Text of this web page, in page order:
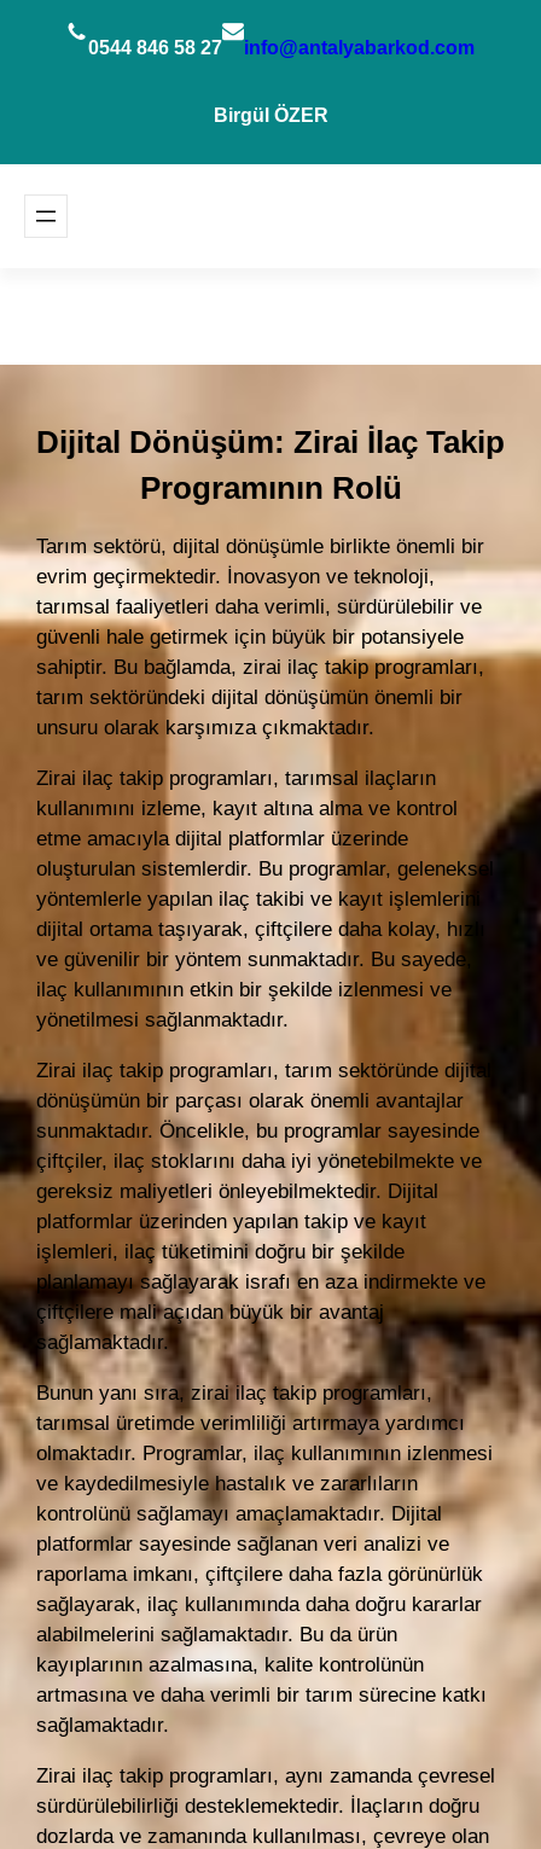
0544 846 58 27 info@antalyabarkod.com
Birgül ÖZER
Dijital Dönüşüm: Zirai İlaç Takip
Programının Rolü
Tarım sektörü, dijital dönüşümle birlikte önemli bir
evrim geçirmektedir. İnovasyon ve teknoloji,
tarımsal faaliyetleri daha verimli, sürdürülebilir ve
güvenli hale getirmek için büyük bir potansiyele
sahiptir. Bu bağlamda, zirai ilaç takip programları,
tarım sektöründeki dijital dönüşümün önemli bir
unsuru olarak karşımıza çıkmaktadır.
Zirai ilaç takip programları, tarımsal ilaçların
kullanımını izleme, kayıt altına alma ve kontrol
etme amacıyla dijital platformlar üzerinde
oluşturulan sistemlerdir. Bu programlar, geleneksel
yöntemlerle yapılan ilaç takibi ve kayıt işlemlerini
dijital ortama taşıyarak, çiftçilere daha kolay, hızlı
ve güvenilir bir yöntem sunmaktadır. Bu sayede,
ilaç kullanımının etkin bir şekilde izlenmesi ve
yönetilmesi sağlanmaktadır.
Zirai ilaç takip programları, tarım sektöründe dijital
dönüşümün bir parçası olarak önemli avantajlar
sunmaktadır. Öncelikle, bu programlar sayesinde
çiftçiler, ilaç stoklarını daha iyi yönetebilmekte ve
gereksiz maliyetleri önleyebilmektedir. Dijital
platformlar üzerinden yapılan takip ve kayıt
işlemleri, ilaç tüketimini doğru bir şekilde
planlamayı sağlayarak israfı en aza indirmekte ve
çiftçilere mali açıdan büyük bir avantaj
sağlamaktadır.
Bunun yanı sıra, zirai ilaç takip programları,
tarımsal üretimde verimliliği artırmaya yardımcı
olmaktadır. Programlar, ilaç kullanımının izlenmesi
ve kaydedilmesiyle hastalık ve zararlıların
kontrolünü sağlamayı amaçlamaktadır. Dijital
platformlar sayesinde sağlanan veri analizi ve
raporlama imkanı, çiftçilere daha fazla görünürlük
sağlayarak, ilaç kullanımında daha doğru kararlar
alabilmelerini sağlamaktadır. Bu da ürün
kayıplarının azalmasına, kalite kontrolünün
artmasına ve daha verimli bir tarım sürecine katkı
sağlamaktadır.
Zirai ilaç takip programları, aynı zamanda çevresel
sürdürülebilirliği desteklemektedir. İlaçların doğru
dozlarda ve zamanında kullanılması, çevreye olan